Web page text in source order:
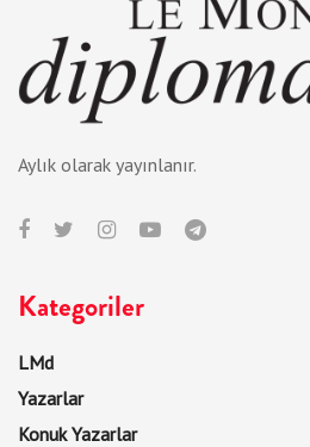
Aylık olarak yayınlanır.
Kategoriler
LMd
Yazarlar
Konuk Yazarlar